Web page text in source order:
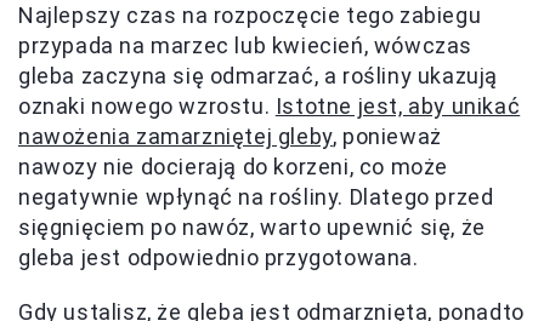
Najlepszy czas na rozpoczęcie tego zabiegu
przypada na marzec lub kwiecień, wówczas
gleba zaczyna się odmarzać, a rośliny ukazują
oznaki nowego wzrostu. Istotne jest, aby unikać
nawożenia zamarzniętej gleby, ponieważ
nawozy nie docierają do korzeni, co może
negatywnie wpłynąć na rośliny. Dlatego przed
sięgnięciem po nawóz, warto upewnić się, że
gleba jest odpowiednio przygotowana.
Gdy ustalisz, że gleba jest odmarznięta, ponadto